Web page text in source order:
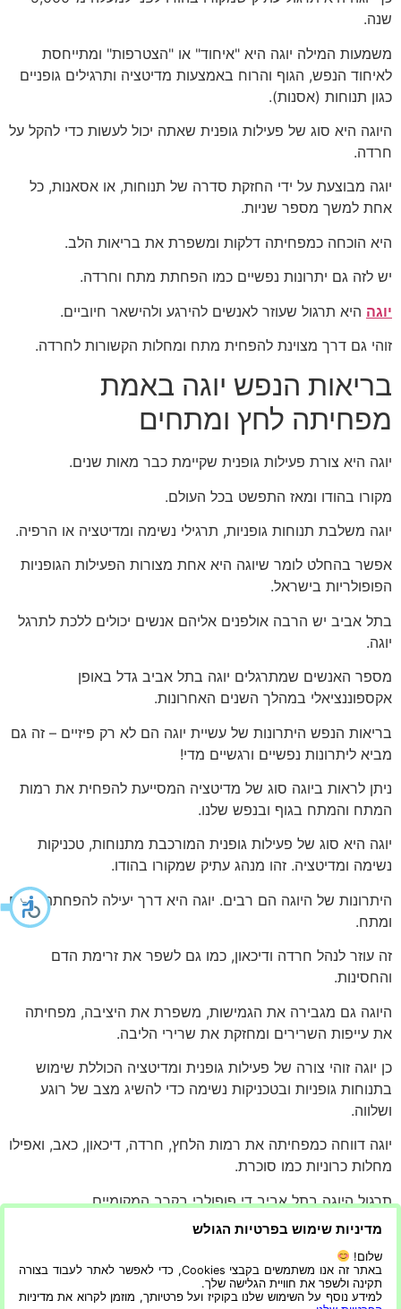
שנה.
משמעות המילה יוגה היא "איחוד" או "הצטרפות" ומתייחסת
לאיחוד הנפש, הגוף והרוח באמצעות מדיטציה ותרגילים גופניים
כגון תנוחות (אסנות).
היוגה היא סוג של פעילות גופנית שאתה יכול לעשות כדי להקל על
חרדה.
יוגה מבוצעת על ידי החזקת סדרה של תנוחות, או אסאנות, כל
אחת למשך מספר שניות.
היא הוכחה כמפחיתה דלקות ומשפרת את בריאות הלב.
יש לזה גם יתרונות נפשיים כמו הפחתת מתח וחרדה.
יוגה היא תרגול שעוזר לאנשים להירגע ולהישאר חיוביים.
זוהי גם דרך מצוינת להפחית מתח ומחלות הקשורות לחרדה.
בריאות הנפש יוגה באמת
מפחיתה לחץ ומתחים
יוגה היא צורת פעילות גופנית שקיימת כבר מאות שנים.
מקורו בהודו ומאז התפשט בכל העולם.
יוגה משלבת תנוחות גופניות, תרגילי נשימה ומדיטציה או הרפיה.
אפשר בהחלט לומר שיוגה היא אחת מצורות הפעילות הגופניות
הפופולריות בישראל.
בתל אביב יש הרבה אולפנים אליהם אנשים יכולים ללכת לתרגל
יוגה.
מספר האנשים שמתרגלים יוגה בתל אביב גדל באופן
אקספוננציאלי במהלך השנים האחרונות.
בריאות הנפש היתרונות של עשיית יוגה הם לא רק פיזיים – זה גם
מביא ליתרונות נפשיים ורגשיים מדי!
ניתן לראות ביוגה סוג של מדיטציה המסייעת להפחית את רמות
המתח והמתח בגוף ובנפש שלנו.
יוגה היא סוג של פעילות גופנית המורכבת מתנוחות, טכניקות
נשימה ומדיטציה. זהו מנהג עתיק שמקורו בהודו.
היתרונות של היוגה הם רבים. יוגה היא דרך יעילה להפחתת מתח
ומתח.
זה עוזר לנהל חרדה ודיכאון, כמו גם לשפר את זרימת הדם
והחסינות.
היוגה גם מגבירה את הגמישות, משפרת את היציבה, מפחיתה
את עייפות השרירים ומחזקת את שרירי הליבה.
כן יוגה זוהי צורה של פעילות גופנית ומדיטציה הכוללת שימוש
בתנוחות גופניות ובטכניקות נשימה כדי להשיג מצב של רוגע
ושלווה.
יוגה דווחה כמפחיתה את רמות הלחץ, חרדה, דיכאון, כאב, ואפילו
מחלות כרוניות כמו סוכרת.
תרגול היוגה בתל אביב די פופולרי בקרב המקומיים.
ישנם אולפני יוגה רבים בעיר המציעים סוגים שונים של שיעורים
כגון אשטנגה יוגה
שהיא צורה אינטנסיבית של יוגה המתמקדת בשליטה בנשימה
מדיניות שימוש בפרטיות הגולש
שלום!
באתר זה אנו משתמשים בקבצי Cookies, כדי לאפשר לאתר לעבוד בצורה
תקינה ולשפר את חוויית הגלישה שלך.
למידע נוסף על השימוש שלנו בקוקיז ועל פרטיותך, מוזמן לקרוא את מדיניות